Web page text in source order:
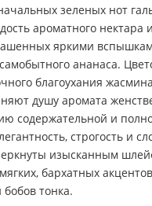
зеленых нот
ароматного нектара
яркими
ананаса.
благоухания
душу аромата
содержательной и
строгость и
изысканным
бархатных
тонка.